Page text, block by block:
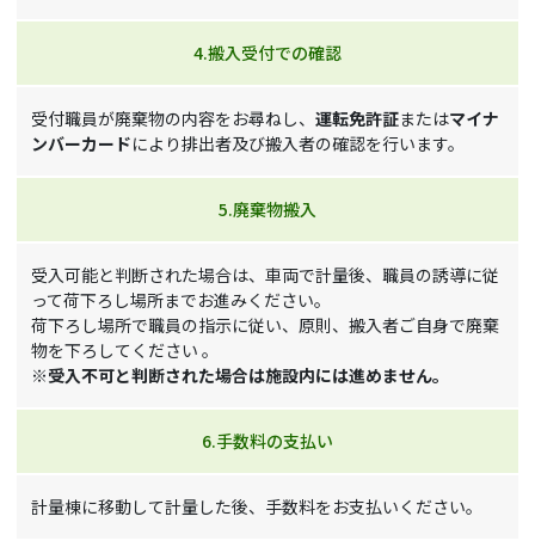
4.搬入受付での確認
受付職員が廃棄物の内容をお尋ねし、 運転免許証またはマイナ
ンバーカードにより排出者及び搬入者の確認を行います。
5.廃棄物搬入
受入可能と判断された場合は、車両で計量後、職員の誘導に従
って荷下ろし場所までお進みください。
荷下ろし場所で職員の指示に従い、原則、搬入者ご自身で廃棄
物を下ろしてください 。
※受入不可と判断された場合は施設内には進めません。
6.手数料の支払い
計量棟に移動して計量した後、手数料をお支払いください。